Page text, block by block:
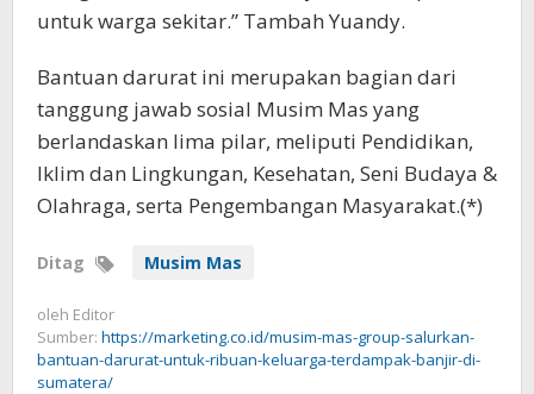
untuk warga sekitar.” Tambah Yuandy.
Bantuan darurat ini merupakan bagian dari
tanggung jawab sosial Musim Mas yang
berlandaskan lima pilar, meliputi Pendidikan,
Iklim dan Lingkungan, Kesehatan, Seni Budaya &
Olahraga, serta Pengembangan Masyarakat.(*)
Ditag Musim Mas
oleh Editor
Sumber: https://marketing.co.id/musim-mas-group-salurkan-
bantuan-darurat-untuk-ribuan-keluarga-terdampak-banjir-di-
sumatera/